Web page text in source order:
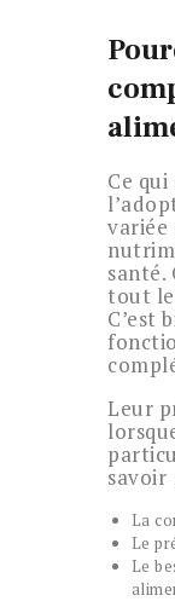
Ce qui
variée
santé.
tout le
C’est
Leur
savoir
La
Le
Le